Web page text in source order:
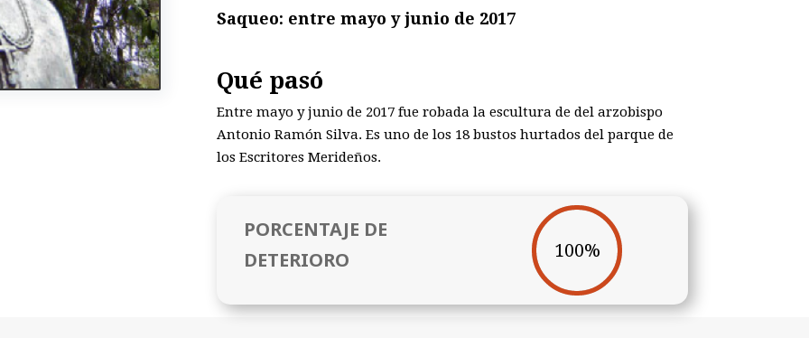
Saqueo: entre mayo y junio de 2017
Qué pasó
Entre mayo y junio de 2017 fue robada la escultura de del arzobispo
Antonio Ramón Silva. Es uno de los 18 bustos hurtados del parque de
los Escritores Merideños.
PORCENTAJE DE
DETERIORO
100%